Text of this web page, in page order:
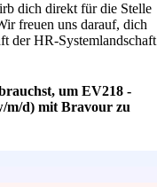
dich direkt für die Stelle
freuen uns darauf, dich
der HR-Systemlandschaft
um EV218 -
m/d) mit Bravour zu